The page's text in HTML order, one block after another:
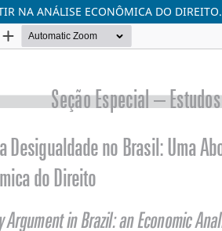
NA ANÁLISE ECONÔMICA DO DIREITO.